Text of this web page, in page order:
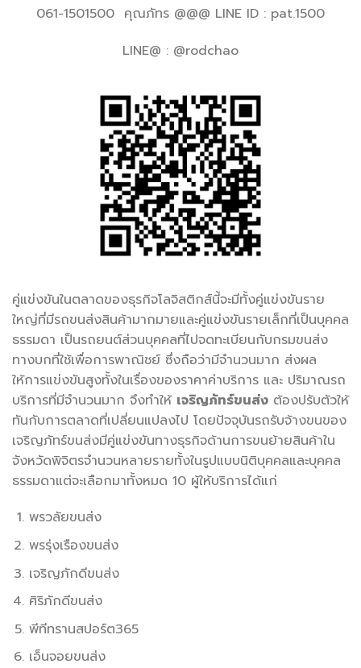
061-1501500 คุณภัทร @@@ LINE ID : pat.1500
LINE@ : @rodchao
คู่แข่งขันในตลาดของธุรกิจโลจิสติกส์นี้จะมีทั้งคู่แข่งขันราย
ใหญ่ที่มีรถขนส่งสินค้ามากมายและคู่แข่งขันรายเล็กที่เป็นบุคคล
ธรรมดา เป็นรถยนต์ส่วนบุคคลที่ไปจดทะเบียนกับกรมขนส่ง
ทางบกที่ใช้เพื่อการพาณิชย์ ซึ่งถือว่ามีจำนวนมาก ส่งผล
ให้การแข่งขันสูงทั้งในเรื่องของราคาค่าบริการ และ ปริมาณรถ
บริการที่มีจำนวนมาก จึงทำให้ เจริญภัทร์ขนส่ง ต้องปรับตัวให้
ทันกับการตลาดที่เปลี่ยนแปลงไป โดยปัจจุบันรถรับจ้างขนของ
เจริญภัทร์ขนส่งมีคู่แข่งขันทางธุรกิจด้านการขนย้ายสินค้าใน
จังหวัดพิจิตรจำนวนหลายรายทั้งในรูปแบบนิติบุคคลและบุคคล
ธรรมดาแต่จะเลือกมาทั้งหมด 10 ผู้ให้บริการได้แก่
พรวลัยขนส่ง
พรรุ่งเรืองขนส่ง
เจริญภักดีขนส่ง
ศิริภักดีขนส่ง
พีทีทรานสปอร์ต365
เอ็นจอยขนส่ง